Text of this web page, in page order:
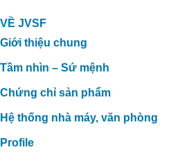
VỀ JVSF
Giới thiệu chung
Tầm nhìn – Sứ mệnh
Chứng chỉ sản phẩm
Hệ thống nhà máy, văn phòng
Profile